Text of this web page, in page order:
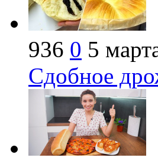
936 0 5
Сдобное